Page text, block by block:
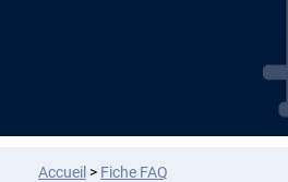
Accueil > Fiche FAQ